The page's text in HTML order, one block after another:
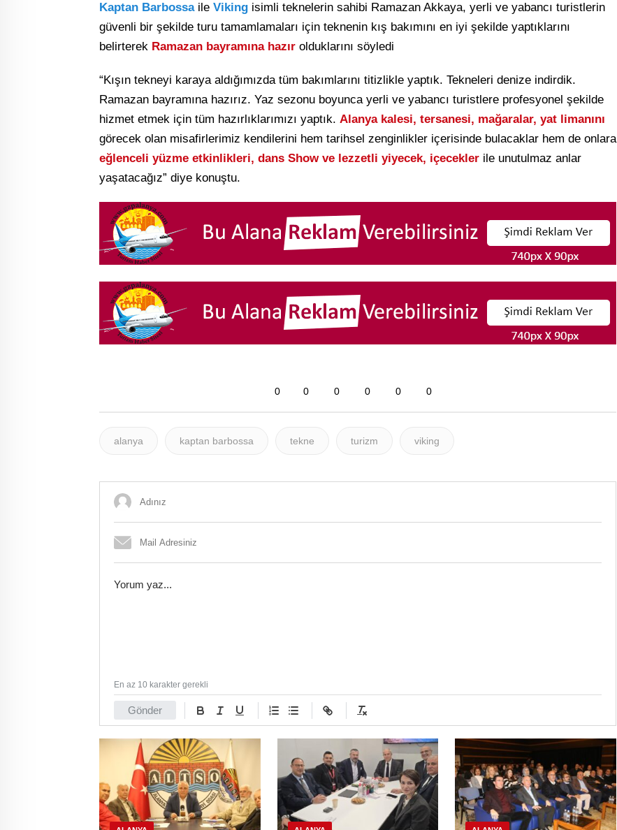
Kaptan Barbossaile Viking isimli teknelerin sahibi Ramazan Akkaya, yerli ve yabancı turistlerin
güvenli bir şekilde turu tamamlamaları için teknenin kış bakımını en iyi şekilde yaptıklarını
belirterek Ramazan bayramına hazır olduklarını söyledi
“Kışın tekneyi karaya aldığımızda tüm bakımlarını titizlikle yaptık. Tekneleri denize indirdik.
Ramazan bayramına hazırız. Yaz sezonu boyunca yerli ve yabancı turistlere profesyonel şekilde
hizmet etmek için tüm hazırlıklarımızı yaptık. Alanya kalesi, tersanesi, mağaralar, yat limanını
görecek olan misafirlerimiz kendilerini hem tarihsel zenginlikler içerisinde bulacaklar hem de onlara
eğlenceli yüzme etkinlikleri, dans Show ve lezzetli yiyecek, içecekler ile unutulmaz anlar
yaşatacağız” diye konuştu.
0 0 0 0 0 0
alanya kaptan barbossa tekne turizm viking
Gönder
En az 10 karakter gerekli